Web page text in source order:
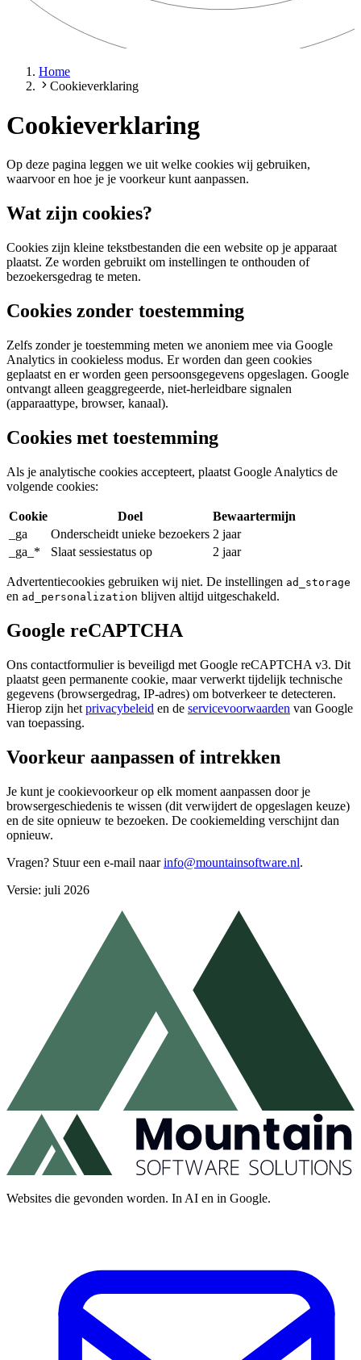
Home
Cookieverklaring
Cookieverklaring
Op deze pagina leggen we uit welke cookies wij gebruiken,
waarvoor en hoe je je voorkeur kunt aanpassen.
Wat zijn cookies?
Cookies zijn kleine tekstbestanden die een website op je apparaat
plaatst. Ze worden gebruikt om instellingen te onthouden of
bezoekersgedrag te meten.
Cookies zonder toestemming
Zelfs zonder je toestemming meten we anoniem mee via Google
Analytics in cookieless modus. Er worden dan geen cookies
geplaatst en er worden geen persoonsgegevens opgeslagen. Google
ontvangt alleen geaggregeerde, niet-herleidbare signalen
(apparaattype, browser, kanaal).
Cookies met toestemming
Als je analytische cookies accepteert, plaatst Google Analytics de
volgende cookies:
Cookie Doel
Bewaartermijn
_ga
Onderscheidt unieke bezoekers 2 jaar
_ga_*
Slaat sessiestatus op 2 jaar
Advertentiecookies gebruiken wij niet. De instellingen ad_storage
en ad_personalization blijven altijd uitgeschakeld.
Google reCAPTCHA
Ons contactformulier is beveiligd met Google reCAPTCHA v3. Dit
plaatst geen permanente cookie, maar verwerkt tijdelijk technische
gegevens (browsergedrag, IP-adres) om botverkeer te detecteren.
Hierop zijn het privacybeleid en de servicevoorwaarden van Google
van toepassing.
Voorkeur aanpassen of intrekken
Je kunt je cookievoorkeur op elk moment aanpassen door je
browsergeschiedenis te wissen (dit verwijdert de opgeslagen keuze)
en de site opnieuw te bezoeken. De cookiemelding verschijnt dan
opnieuw.
Vragen? Stuur een e-mail naar info@mountainsoftware.nl.
Versie: juli 2026
Websites die gevonden worden. In AI en in Google.